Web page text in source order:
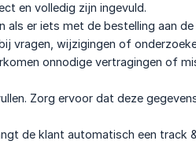
en volledig zijn ingevuld.
als er iets met de bestelling aan
vragen, wijzigingen of
onnodige vertragingen of
Zorg ervoor dat deze
de klant automatisch een track